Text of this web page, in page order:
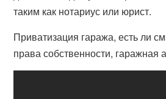
таким как нотариус или юрист.
Приватизация гаража, есть ли
права собственности, гаражная